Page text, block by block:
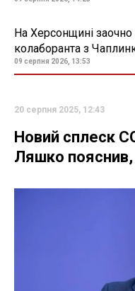
На Херсонщині заочно
колаборанта з
09 серпня 2026, 13:53
20 серпня 2025, 12:43
Новий сплеск
Ляшко пояснив,